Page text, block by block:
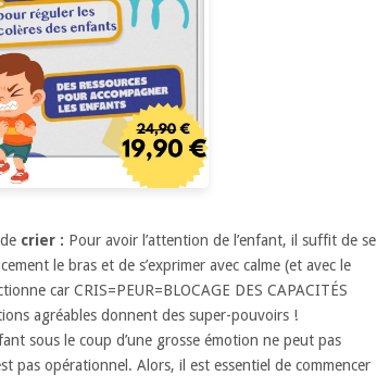
crier : Pour avoir l’attention de l’enfant, il suffit de se
le bras et de s’exprimer avec calme (et avec le
car CRIS=PEUR=BLOCAGE DES CAPACITÉS
agréables donnent des super-pouvoirs !
sous le coup d’une grosse émotion ne peut pas
pas opérationnel. Alors, il est essentiel de commencer